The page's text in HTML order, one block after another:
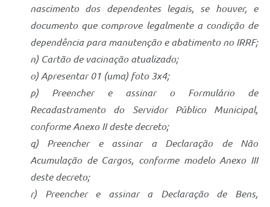
nascimento dos dependentes legais, se houver, e
documento que comprove legalmente a condição de
dependência para manutenção e abatimento no IRRF;
n) Cartão de vacinação atualizado;
o) Apresentar 01 (uma) foto 3x4;
p) Preencher e assinar o Formulário de
Recadastramento do Servidor Público Municipal,
conforme Anexo II deste decreto;
q) Preencher e assinar a Declaração de Não
Acumulação de Cargos, conforme modelo Anexo III
deste decreto;
r) Preencher e assinar a Declaração de Bens,